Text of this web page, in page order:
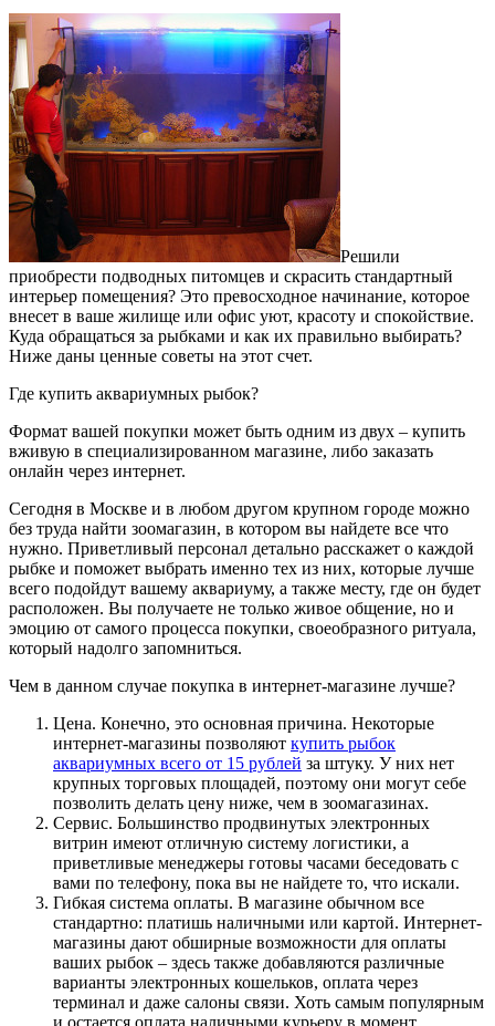
Решили
приобрести подводных питомцев и скрасить стандартный
интерьер помещения? Это превосходное начинание, которое
внесет в ваше жилище или офис уют, красоту и спокойствие.
Куда обращаться за рыбками и как их правильно выбирать?
Ниже даны ценные советы на этот счет.
Где купить аквариумных рыбок?
Формат вашей покупки может быть одним из двух – купить
вживую в специализированном магазине, либо заказать
онлайн через интернет.
Сегодня в Москве и в любом другом крупном городе можно
без труда найти зоомагазин, в котором вы найдете все что
нужно. Приветливый персонал детально расскажет о каждой
рыбке и поможет выбрать именно тех из них, которые лучше
всего подойдут вашему аквариуму, а также месту, где он будет
расположен. Вы получаете не только живое общение, но и
эмоцию от самого процесса покупки, своеобразного ритуала,
который надолго запомниться.
Чем в данном случае покупка в интернет-магазине лучше?
Цена. Конечно, это основная причина. Некоторые
интернет-магазины позволяют купить рыбок
аквариумных всего от 15 рублей за штуку. У них нет
крупных торговых площадей, поэтому они могут себе
позволить делать цену ниже, чем в зоомагазинах.
Сервис. Большинство продвинутых электронных
витрин имеют отличную систему логистики, а
приветливые менеджеры готовы часами беседовать с
вами по телефону, пока вы не найдете то, что искали.
Гибкая система оплаты. В магазине обычном все
стандартно: платишь наличными или картой. Интернет-
магазины дают обширные возможности для оплаты
ваших рыбок – здесь также добавляются различные
варианты электронных кошельков, оплата через
терминал и даже салоны связи. Хоть самым популярным
и остается оплата наличными курьеру в момент